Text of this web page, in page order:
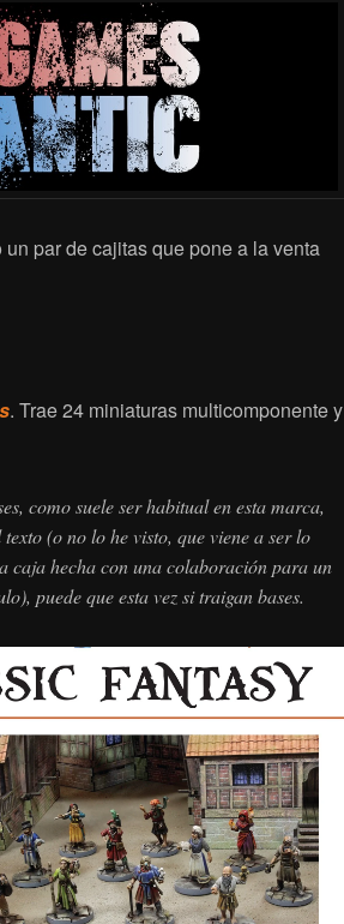
par de cajitas que pone a la venta
. Trae 24 miniaturas multicomponente y
como suele ser habitual en esta marca,
(o no lo he visto, que viene a ser lo
caja hecha con una colaboración para un
puede que esta vez si traigan bases.